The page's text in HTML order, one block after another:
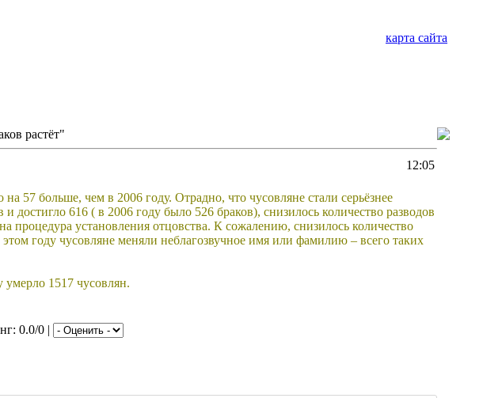
карта сайта
растёт"
12:05
57 больше, чем в 2006 году. Отрадно, что чусовляне стали серьёзнее
достигло 616 ( в 2006 году было 526 браков), снизилось количество разводов
установления отцовства. К сожалению, снизилось количество
году чусовляне меняли неблагозвучное имя или фамилию – всего таких
1517 чусовлян.
0.0/0 |